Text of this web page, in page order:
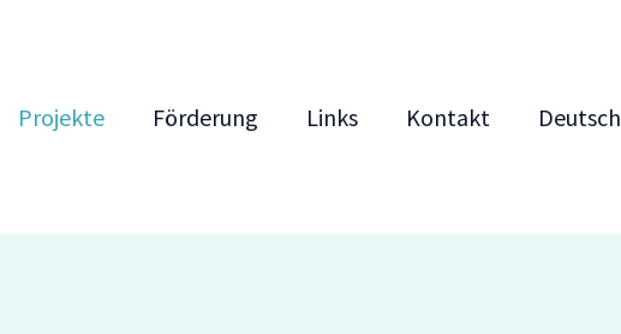
Projekte Förderung Links Kontakt Deutsch